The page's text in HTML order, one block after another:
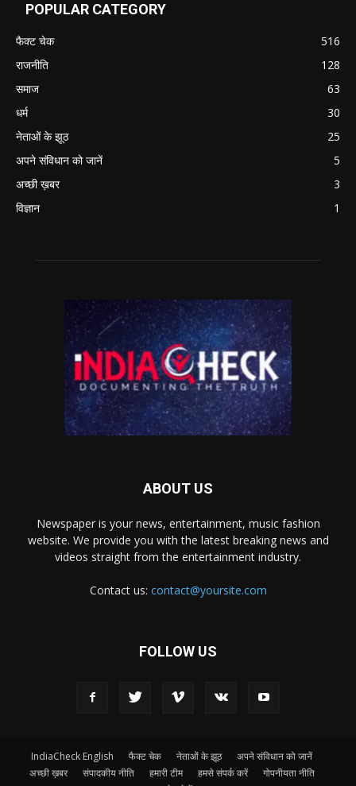
POPULAR CATEGORY
फैक्ट चेक
516
राजनीति
128
समाज
63
धर्म
30
नेताओं के झूठ
25
अपने संविधान को जानें
5
अच्छी ख़बर
3
विज्ञान
1
ABOUT US
Newspaper is your news, entertainment, music fashion
website. We provide you with the latest breaking news and
videos straight from the entertainment industry.
Contact us: contact@yoursite.com
FOLLOW US
IndiaCheck English फैक्ट चेक नेताओं के झूठ
अपने संविधान को जानें
अच्छी ख़बर
संपादकीय नीति हमारी टीम हमसे संपर्क करें
गोपनीयता नीति